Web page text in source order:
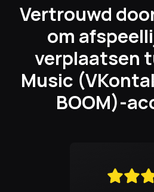
Vertrouwd
om
verplaatsen
Music
BOOM)-